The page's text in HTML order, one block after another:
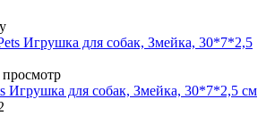
Игрушка для собак, Змейка, 30*7*2,5 см